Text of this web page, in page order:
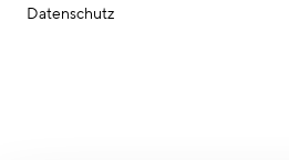
Datenschutz